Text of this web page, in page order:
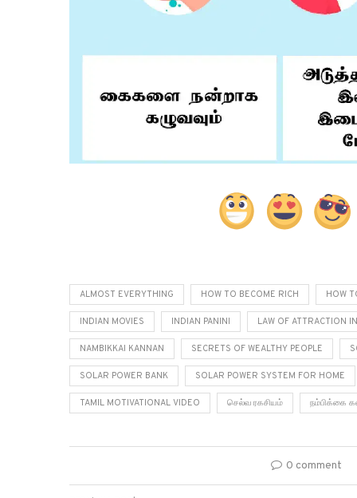
ALMOST EVERYTHING HOW TO BECOME RICH HOW
INDIAN MOVIES INDIAN PANINI LAW OF ATTRACTION
NAMBIKKAI KANNAN SECRETS OF WEALTHY PEOPLE
SOLAR POWER BANK SOLAR POWER SYSTEM FOR HOME
TAMIL MOTIVATIONAL VIDEO செல்வ ரகசியம்
0 comment